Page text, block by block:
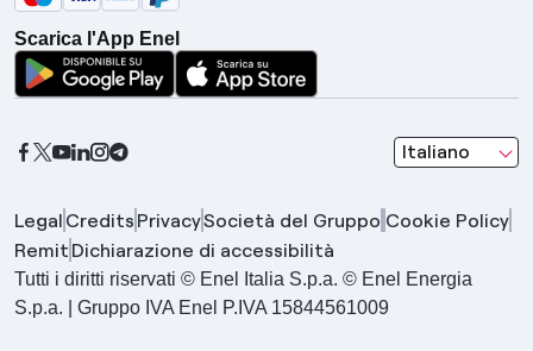
Global Trading
Global Procurement
Gridspertise
Scarica l'App Enel
Italiano
seleziona una
Legal Credits PrivacySocietà del Gruppo Cookie Policy
Remit Dichiarazione di accessibilità
Tutti i diritti riservati © Enel Italia S.p.a. © Enel Energia
S.p.a. | Gruppo IVA Enel P.IVA 15844561009